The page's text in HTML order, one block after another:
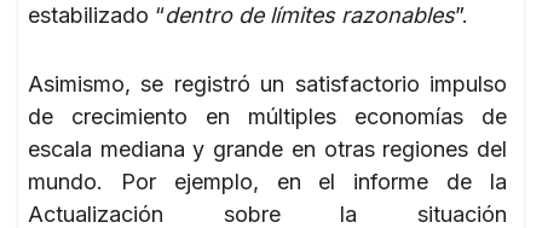
estabilizado “dentro de límites razonables”.
Asimismo, se registró un satisfactorio impulso
de crecimiento en múltiples economías de
escala mediana y grande en otras regiones del
mundo. Por ejemplo, en el informe de la
Actualización sobre la situación